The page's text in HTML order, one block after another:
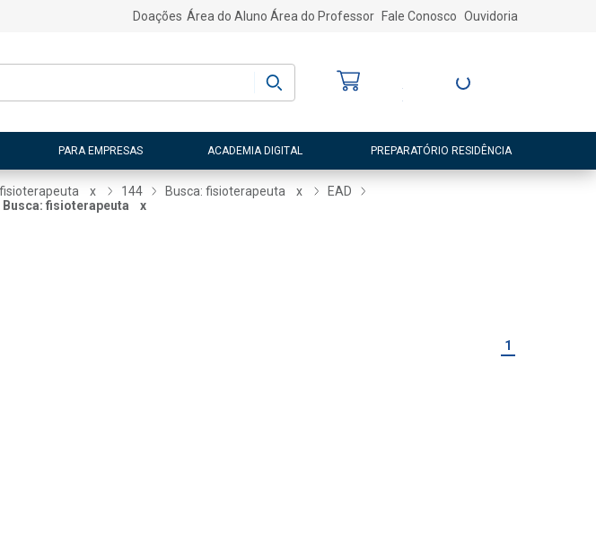
Doações Área do Aluno Área do Professor Fale Conosco Ouvidoria
Entre ou Cadastre-
PARA EMPRESAS ACADEMIA DIGITAL PREPARATÓRIO RESIDÊNCIA
x 144 Busca: fisioterapeuta x
EAD
Busca: fisioterapeuta x
1